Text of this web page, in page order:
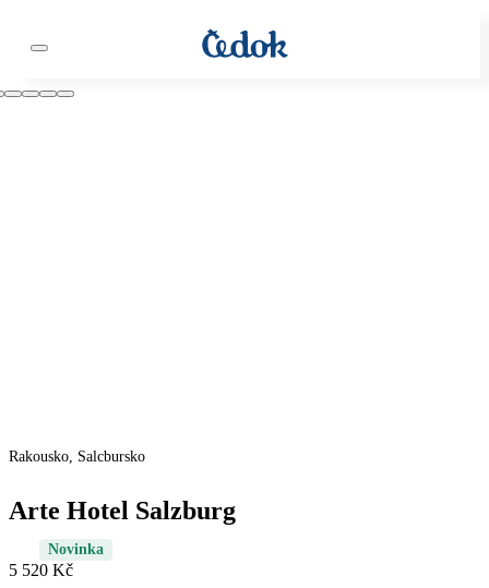
Rakousko, Salcbursko
Arte Hotel Salzburg
Novinka
5 520 Kč